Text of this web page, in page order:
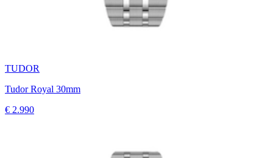
TUDOR
Tudor Royal 30mm
€ 2.990